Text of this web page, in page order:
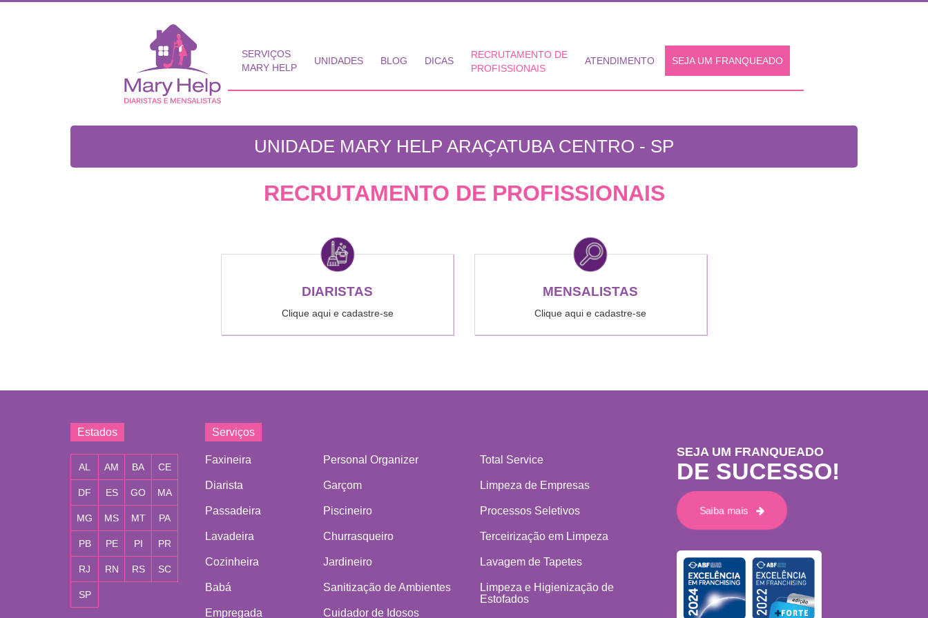
SERVIÇOS
MARY HELP
UNIDADES BLOG DICAS
RECRUTAMENTO DE
PROFISSIONAIS
ATENDIMENTO SEJA UM FRANQUEADO
UNIDADE MARY HELP ARAÇATUBA CENTRO - SP
RECRUTAMENTO DE PROFISSIONAIS
DIARISTAS
Clique aqui e cadastre-se
MENSALISTAS
Clique aqui e cadastre-se
Estados
AL AM BA CE
DF ES GO MA
MG MS MT PA
PB PE PI PR
RJ RN RS SC
SP
Serviços
Faxineira
Diarista
Passadeira
Lavadeira
Cozinheira
Babá
Empregada
Personal Organizer
Garçom
Piscineiro
Churrasqueiro
Jardineiro
Sanitização de Ambientes
Cuidador de Idosos
Total Service
Limpeza de Empresas
Processos Seletivos
Terceirização em Limpeza
Lavagem de Tapetes
Limpeza e Higienização de
Estofados
SEJA UM FRANQUEADO
DE SUCESSO!
Saiba mais